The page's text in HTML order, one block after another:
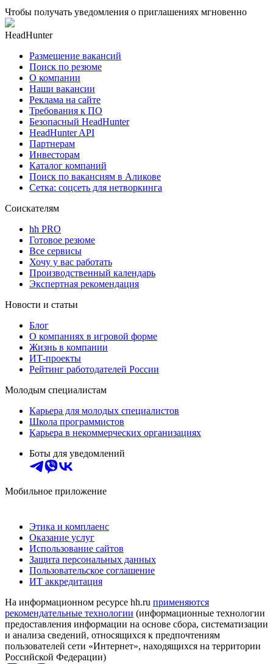
Чтобы получать уведомления о приглашениях мгновенно
HeadHunter
Размещение вакансий
Поиск по резюме
О компании
Наши вакансии
Реклама на сайте
Требования к ПО
Безопасный HeadHunter
HeadHunter API
Партнерам
Инвесторам
Каталог компаний
Поиск по вакансиям в Аликове
Сетка: соцсеть для нетворкинга
Соискателям
hh PRO
Готовое резюме
Все сервисы
Хочу у вас работать
Производственный календарь
Экспертная рекомендация
Новости и статьи
Блог
О компаниях в игровой форме
Жизнь в компании
ИТ-проекты
Рейтинг работодателей России
Молодым специалистам
Карьера для молодых специалистов
Школа программистов
Карьера в некоммерческих организациях
Боты для уведомлений
Мобильное приложение
Этика и комплаенс
Оказание услуг
Использование сайтов
Защита персональных данных
Пользовательское соглашение
ИТ аккредитация
На информационном ресурсе hh.ru применяются
рекомендательные технологии (информационные технологии
предоставления информации на основе сбора, систематизации
и анализа сведений, относящихся к предпочтениям
пользователей сети «Интернет», находящихся на территории
Российской Федерации)